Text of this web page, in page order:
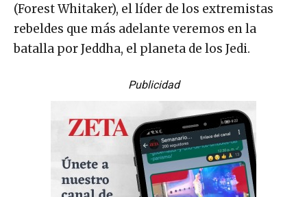
(Forest Whitaker), el líder de los extremistas
rebeldes que más adelante veremos en la
batalla por Jeddha, el planeta de los Jedi.
Publicidad